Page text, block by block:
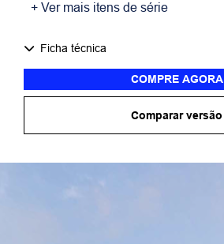
+ Ver mais itens de série
Ficha técnica
COMPRE AGORA
Comparar versão